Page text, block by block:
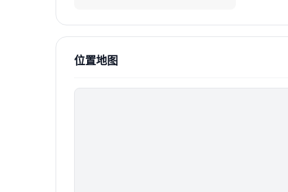
位置地图